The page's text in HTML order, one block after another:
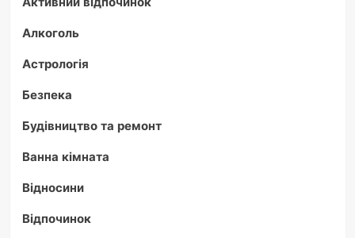
Алкоголь
Астрологія
Безпека
Будівництво та ремонт
Ванна кімната
Відносини
Відпочинок